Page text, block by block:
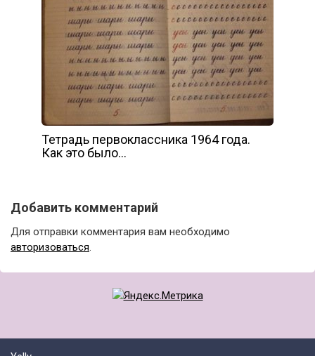
Тетрадь первоклассника 1964 года.
Как это было…
Добавить комментарий
Для отправки комментария вам необходимо
авторизоваться.